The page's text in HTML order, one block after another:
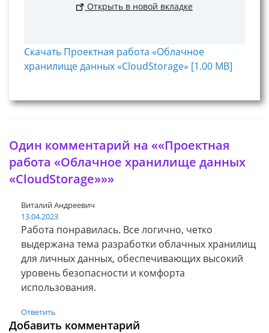
Открыть в новой вкладке
Скачать Проектная работа «Облачное
хранилище данных «CloudStorage» [1.00 MB]
Один комментарий на ««Проектная
работа «Облачное хранилище данных
«CloudStorage»»»
Виталий Андреевич
13.04.2023
Работа понравилась. Все логично, четко
выдержана тема разработки облачных хранилищ
для личных данных, обеспечивающих высокий
уровень безопасности и комфорта
использования.
Ответить
Добавить комментарий